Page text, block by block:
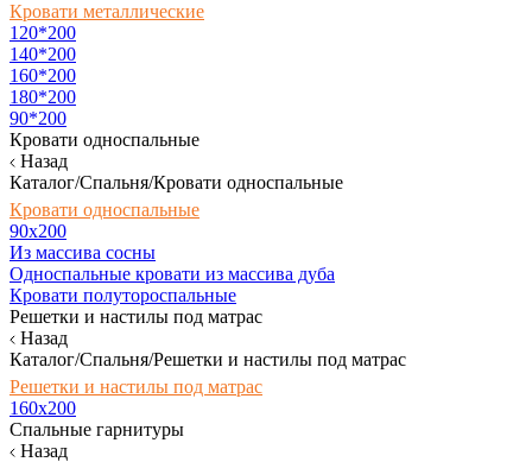
Кровати металлические
120*200
140*200
160*200
180*200
90*200
Кровати односпальные
Назад
Каталог/Спальня/Кровати односпальные
Кровати односпальные
90х200
Из массива сосны
Односпальные кровати из массива дуба
Кровати полутороспальные
Решетки и настилы под матрас
Назад
Каталог/Спальня/Решетки и настилы под матрас
Решетки и настилы под матрас
160х200
Спальные гарнитуры
Назад